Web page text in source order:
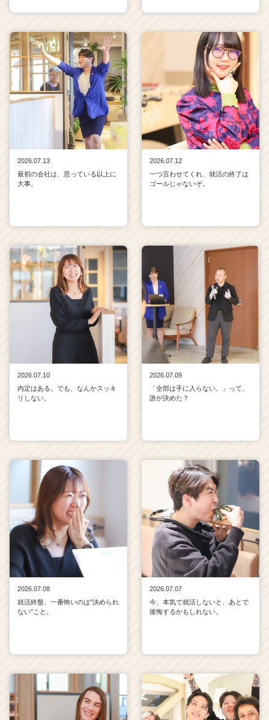
2026.07.13
最初の会社は、思っている以上に
大事。
2026.07.12
一つ言わせてくれ、就活の終了は
ゴールじゃないぞ。
2026.07.10
内定はある。でも、なんかスッキ
リしない。
2026.07.09
「全部は手に入らない。」って、
誰が決めた？
2026.07.08
就活終盤、一番怖いのは"決められ
ない"こと。
2026.07.07
今、本気で就活しないと、あとで
後悔するかもしれない。